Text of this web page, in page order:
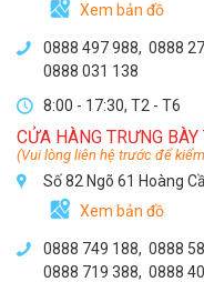
Xem bản đồ
0888 497 988, 0888
0888 031 138
8:00 - 17:30, T2 - T6
CỬA HÀNG TRƯNG
(Vui lòng liên hệ trước để
Số 82 Ngõ 61 Hoàng
Xem bản đồ
0888 749 188, 0888
0888 719 388, 0888